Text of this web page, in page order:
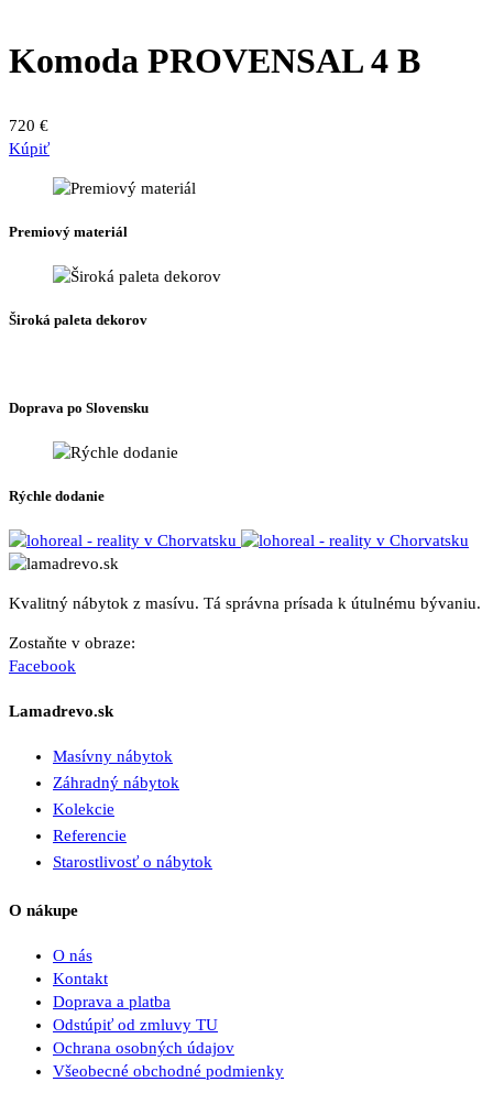
Komoda PROVENSAL 4 B
720 €
Kúpiť
Premiový materiál
Široká paleta dekorov
Doprava po Slovensku
Rýchle dodanie
Kvalitný nábytok z masívu. Tá správna prísada k útulnému bývaniu.
Zostaňte v obraze:
Facebook
Lamadrevo.sk
Masívny nábytok
Záhradný nábytok
Kolekcie
Referencie
Starostlivosť o nábytok
O nákupe
O nás
Kontakt
Doprava a platba
Odstúpiť od zmluvy TU
Ochrana osobných údajov
Všeobecné obchodné podmienky